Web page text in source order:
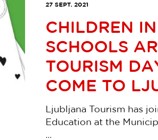
27 SEPT. 2021
CHILDREN
SCHOOLS
TOURISM
COME TO
Ljubljana Tourism has
Education at the
...